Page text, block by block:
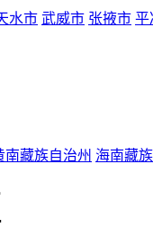
水市 武威市 张掖市 平
南藏族自治州 海南藏